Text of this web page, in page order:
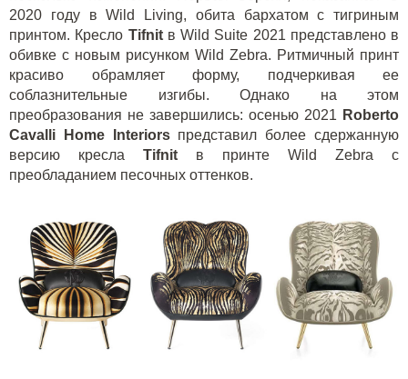
2020 году вWild Living, обита бархатом с тигриным
принтом. Кресло Tifnit в Wild Suite 2021 представлено в
обивке с новым рисунком Wild Zebra. Ритмичный принт
красиво обрамляет форму, подчеркивая ее
соблазнительные изгибы. Однако на этом
преобразования не завершились: осенью 2021 Roberto
Cavalli
Home Interiors представил более сдержанную
версию кресла Tifnit в принте Wild Zebra
с
преобладанием песочных оттенков.